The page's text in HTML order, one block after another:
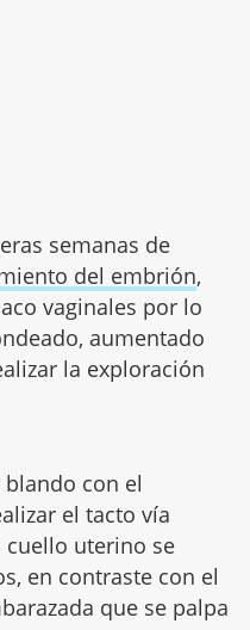
semanas de
del embrión,
vaginales por lo
aumentado
la exploración
con el
el tacto vía
cuello uterino se
en contraste con el
que se palpa